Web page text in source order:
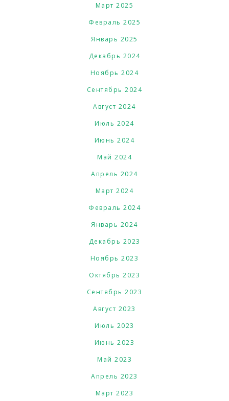
Март 2025
Февраль 2025
Январь 2025
Декабрь 2024
Ноябрь 2024
Сентябрь 2024
Август 2024
Июль 2024
Июнь 2024
Май 2024
Апрель 2024
Март 2024
Февраль 2024
Январь 2024
Декабрь 2023
Ноябрь 2023
Октябрь 2023
Сентябрь 2023
Август 2023
Июль 2023
Июнь 2023
Май 2023
Апрель 2023
Март 2023